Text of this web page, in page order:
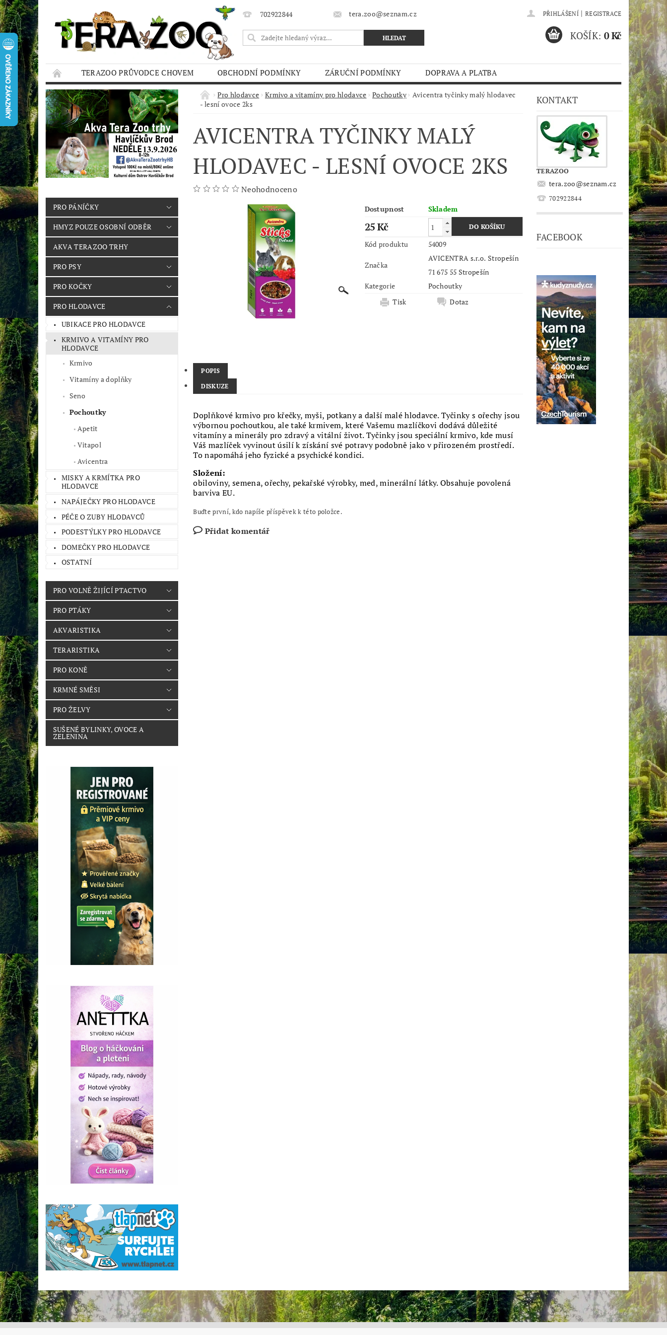
702922844 tera.zoo@seznam.cz PŘIHLÁŠENÍ | REGISTRACE
KOŠÍK: 0 Kč
TERAZOO PRŮVODCE CHOVEM OBCHODNÍ PODMÍNKY ZÁRUČNÍ PODMÍNKY
DOPRAVA A PLATBA
HODNOCENÍ OBCHODU
AQUA TERAZOO TRHY
PRO PÁNÍČKY
HMYZ POUZE OSOBNÍ ODBĚR
AKVA TERAZOO TRHY
PRO PSY
PRO KOČKY
PRO HLODAVCE
UBIKACE PRO HLODAVCE
KRMIVO A VITAMÍNY PRO
HLODAVCE
Krmivo
Vitamíny a doplňky
Seno
Pochoutky
Apetit
Vitapol
Avicentra
MISKY A KRMÍTKA PRO
HLODAVCE
NAPÁJEČKY PRO HLODAVCE
PÉČE O ZUBY HLODAVCŮ
PODESTÝLKY PRO HLODAVCE
DOMEČKY PRO HLODAVCE
OSTATNÍ
PRO VOLNĚ ŽIJÍCÍ PTACTVO
PRO PTÁKY
AKVARISTIKA
TERARISTIKA
PRO KONĚ
KRMNÉ SMĚSI
PRO ŽELVY
SUŠENÉ BYLINKY, OVOCE A
ZELENINA
Pro hlodavce Krmivo a vitamíny pro hlodavce Pochoutky
Avicentra tyčinky malý hlodavec
- lesní ovoce 2ks
AVICENTRA TYČINKY MALÝ
HLODAVEC - LESNÍ OVOCE 2KS
Neohodnoceno
Dostupnost Skladem
25 Kč
Kód produktu 54009
Značka
AVICENTRA s.r.o. Stropešín
71 675 55 Stropešín
Kategorie
Pochoutky
Tisk
Dotaz
POPIS
DISKUZE
Doplňkové krmivo pro křečky, myši, potkany a další malé hlodavce. Tyčinky s ořechy jsou
výbornou pochoutkou, ale také krmivem, které Vašemu mazlíčkovi dodává důležité
vitamíny a minerály pro zdravý a vitální život. Tyčinky jsou speciální krmivo, kde musí
Váš mazlíček vyvinout úsilí k získání své potravy podobně jako v přirozeném prostředí.
To napomáhá jeho fyzické a psychické kondici.
Složení:
obiloviny, semena, ořechy, pekařské výrobky, med, minerální látky. Obsahuje povolená
barviva EU.
Buďte první, kdo napíše příspěvek k této položce.
Přidat komentář
KONTAKT
TERAZOO
tera.zoo@seznam.cz
702922844
FACEBOOK